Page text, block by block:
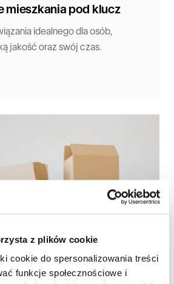
z plików cookie
cookie do spersonalizowania treści
funkcje społecznościowe i
mieszkania pod klucz
idealnego dla osób,
jakość oraz swój czas.